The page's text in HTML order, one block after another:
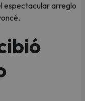
espectacular arreglo